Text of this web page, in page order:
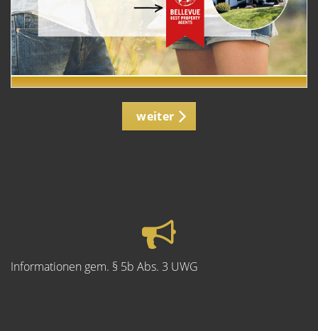
weiter
Informationen gem. § 5b Abs. 3 UWG